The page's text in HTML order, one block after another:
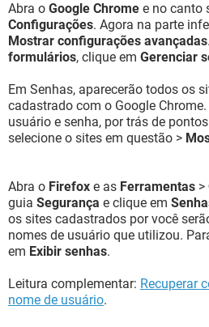
Abra o Google Chrome e no canto
Configurações. Agora na parte
Mostrar configurações avançadas
formulários, clique em Gerenciar
Em Senhas, aparecerão todos os
cadastrado com o Google
usuário e senha, por trás de
selecione o sites em questão >
Abra o Firefox e as Ferramentas >
guia Segurança e clique em
os sites cadastrados por você
nomes de usuário que utilizou.
em Exibir senhas.
Leitura complementar: Recuperar
nome de usuário.